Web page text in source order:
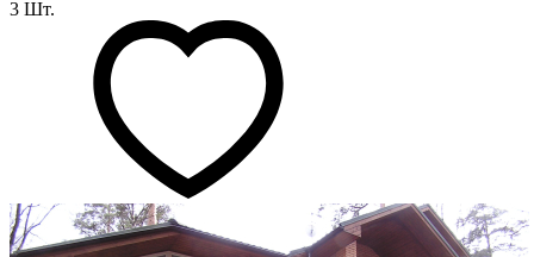
3 Шт.